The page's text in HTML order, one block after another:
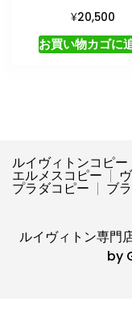
¥20,500
お買い物カゴに
ルイヴィトンコピー
エルメスコピー
プラダコピー ブ
ルイヴィトン専
by